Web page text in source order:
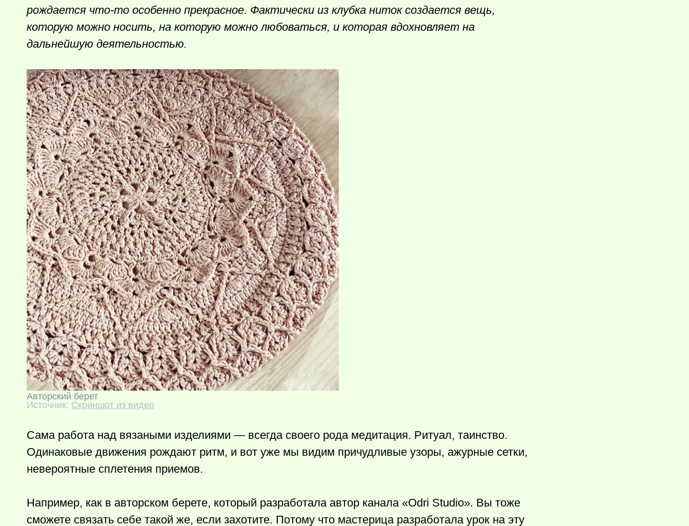
рождается что-то особенно прекрасное. Фактически из клубка ниток создается вещь,
которую можно носить, на которую можно любоваться, и которая вдохновляет на
дальнейшую деятельностью.
Авторский берет
Источник: Скриншот из видео
Сама работа над вязаными изделиями — всегда своего рода медитация. Ритуал, таинство.
Одинаковые движения рождают ритм, и вот уже мы видим причудливые узоры, ажурные сетки,
невероятные сплетения приемов.
Например, как в авторском берете, который разработала автор канала «Odri Studio». Вы тоже
сможете связать себе такой же, если захотите. Потому что мастерица разработала урок на эту